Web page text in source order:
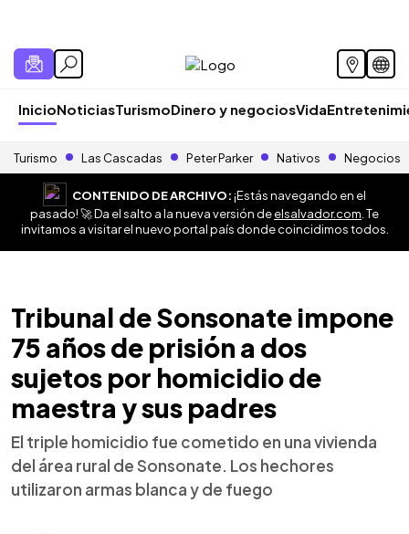
InicioNoticiasTurismoDinero y negociosVida
Turismo Las Cascadas Peter Parker Nativos Negocios
CONTENIDO DE ARCHIVO:¡Estás navegando en el
pasado! 🚀 Da el salto a la nueva versión deelsalvador.com . Te
invitamos a visitar el nuevo portal país donde coincidimos todos.
Tribunal de Sonsonate impone
75 años de prisión a dos
sujetos por homicidio de
maestra y sus padres
El triple homicidio fue cometido en una vivienda
del área rural de Sonsonate. Los hechores
utilizaron armas blanca y de fuego